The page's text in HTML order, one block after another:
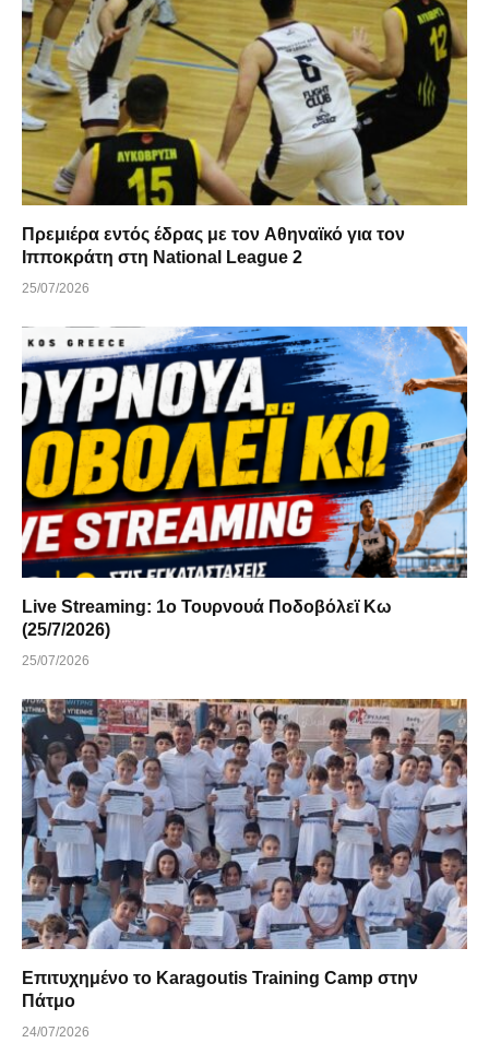
Πρεμιέρα εντός έδρας με τον Αθηναϊκό για τον
Ιπποκράτη στη National League 2
25/07/2026
Live Streaming: 1ο Τουρνουά Ποδοβόλεϊ Κω
(25/7/2026)
25/07/2026
Επιτυχημένο το Karagoutis Training Camp στην
Πάτμο
24/07/2026